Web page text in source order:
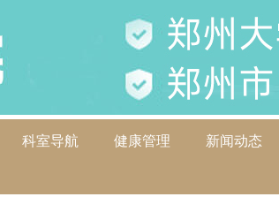
科室导航 健康管理 新闻动态